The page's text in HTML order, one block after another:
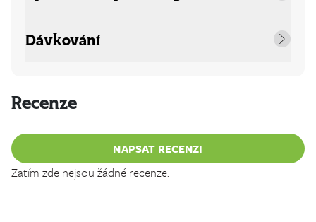
Dávkování
Recenze
NAPSAT RECENZI
Zatím zde nejsou žádné recenze.